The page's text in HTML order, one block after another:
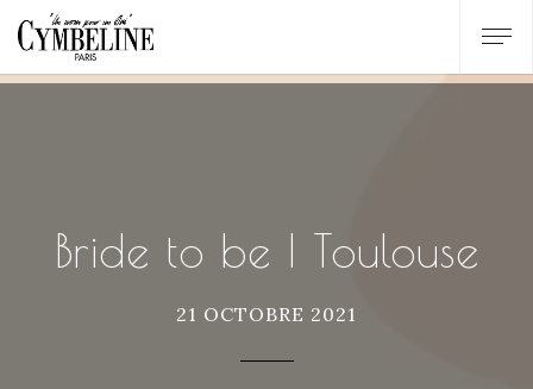
Bride to be | Toulouse
21 OCTOBRE 2021